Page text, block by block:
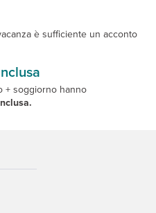
è sufficiente un acconto
+ soggiorno hanno